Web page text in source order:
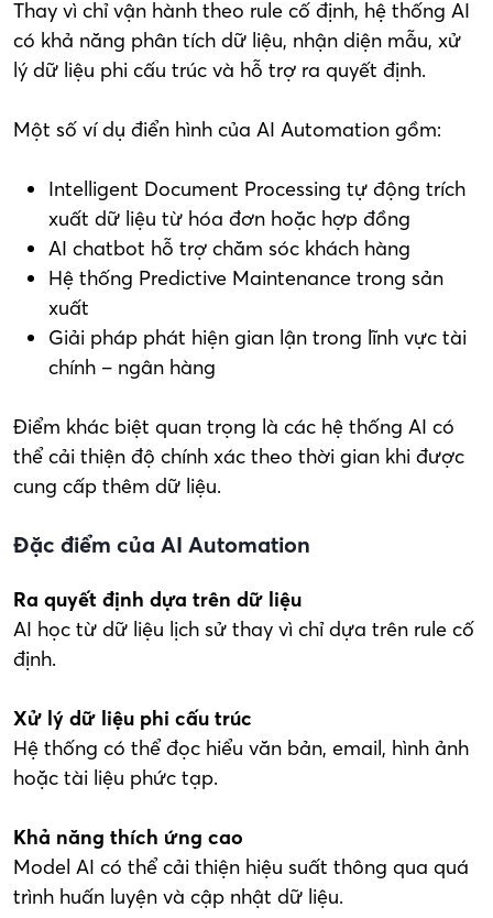
Thay vì chỉ vận hành theo rule cố định, hệ thống AI
có khả năng phân tích dữ liệu, nhận diện mẫu, xử
lý dữ liệu phi cấu trúc và hỗ trợ ra quyết định.
Một số ví dụ điển hình của AI Automation gồm:
Intelligent Document Processing tự động trích
xuất dữ liệu từ hóa đơn hoặc hợp đồng
AI chatbot hỗ trợ chăm sóc khách hàng
Hệ thống Predictive Maintenance trong sản
xuất
Giải pháp phát hiện gian lận trong lĩnh vực tài
chính – ngân hàng
Điểm khác biệt quan trọng là các hệ thống AI có
thể cải thiện độ chính xác theo thời gian khi được
cung cấp thêm dữ liệu.
Đặc điểm của AI Automation
Ra quyết định dựa trên dữ liệu
AI học từ dữ liệu lịch sử thay vì chỉ dựa trên rule cố
định.
Xử lý dữ liệu phi cấu trúc
Hệ thống có thể đọc hiểu văn bản, email, hình ảnh
hoặc tài liệu phức tạp.
Khả năng thích ứng cao
Model AI có thể cải thiện hiệu suất thông qua quá
trình huấn luyện và cập nhật dữ liệu.